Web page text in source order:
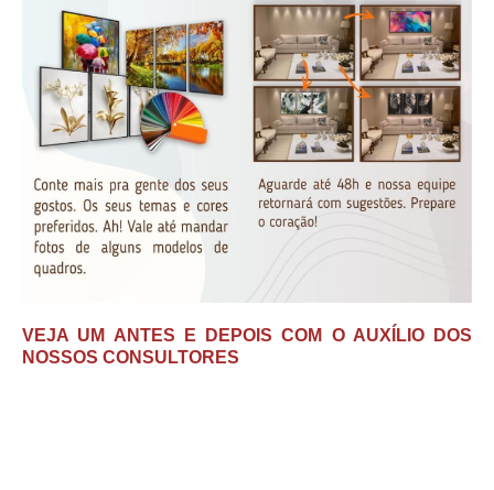
VEJA UM ANTES E DEPOIS COM O AUXÍLIO DOS
NOSSOS CONSULTORES